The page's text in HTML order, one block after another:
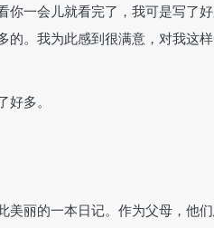
你一会儿就看完了，我可是写了
。我为此感到很满意，对我这
多。
美丽的一本日记。作为父母，他